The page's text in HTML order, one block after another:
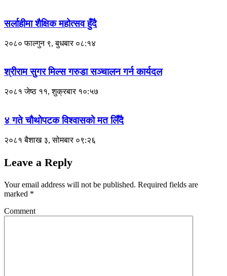
सर्लाहीमा शैक्षिक महोत्सव हुँदै
२०८० फाल्गुन ९, बुधबार ०८:१४
श्रीराम सुगर मिल्स गरुडा सञ्चालन गर्न कार्यदल
२०८१ जेष्ठ ११, शुक्रबार १०:५७
४ गते चौथोपटक विश्वासको मत लिँदै
२०८१ बैशाख ३, सोमबार ०९:२६
Leave a Reply
Your email address will not be published. Required fields are
marked *
Comment